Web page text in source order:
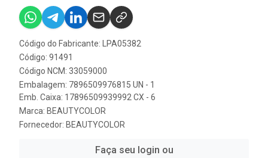
Código do Fabricante: LPA05382
Código: 91491
Código NCM: 33059000
Embalagem: 7896509976815 UN - 1
Emb. Caixa: 17896509939992 CX - 6
Marca: BEAUTYCOLOR
Fornecedor: BEAUTYCOLOR
Faça seu login ou